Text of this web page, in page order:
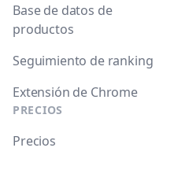
Base de datos de
productos
Seguimiento de ranking
Extensión de Chrome
PRECIOS
Precios